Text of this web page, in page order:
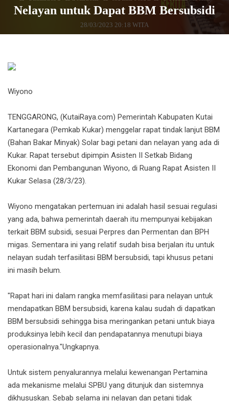
Nelayan untuk Dapat BBM Bersubsidi
28/03/2023 20:18 WITA
Wiyono
TENGGARONG, (KutaiRaya.com) Pemerintah Kabupaten Kutai
Kartanegara (Pemkab Kukar) menggelar rapat tindak lanjut BBM
(Bahan Bakar Minyak) Solar bagi petani dan nelayan yang ada di
Kukar. Rapat tersebut dipimpin Asisten II Setkab Bidang
Ekonomi dan Pembangunan Wiyono, di Ruang Rapat Asisten II
Kukar Selasa (28/3/23).
Wiyono mengatakan pertemuan ini adalah hasil sesuai regulasi
yang ada, bahwa pemerintah daerah itu mempunyai kebijakan
terkait BBM subsidi, sesuai Perpres dan Permentan dan BPH
migas. Sementara ini yang relatif sudah bisa berjalan itu untuk
nelayan sudah terfasilitasi BBM bersubsidi, tapi khusus petani
ini masih belum.
"Rapat hari ini dalam rangka memfasilitasi para nelayan untuk
mendapatkan BBM bersubsidi, karena kalau sudah di dapatkan
BBM bersubsidi sehingga bisa meringankan petani untuk biaya
produksinya lebih kecil dan pendapatannya menutupi biaya
operasionalnya."Ungkapnya.
Untuk sistem penyalurannya melalui kewenangan Pertamina
ada mekanisme melalui SPBU yang ditunjuk dan sistemnya
dikhususkan. Sebab selama ini nelayan dan petani tidak